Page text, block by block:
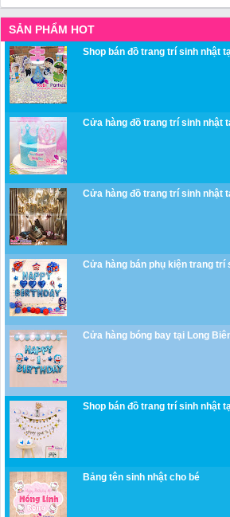
SẢN PHẨM HOT
Shop bán đồ trang trí sinh nhật
Cửa hàng đồ trang trí sinh nhật
Cửa hàng đồ trang trí sinh nhật
Cửa hàng bán phụ kiện trang trí
Cửa hàng bóng bay tại Long
Shop bán đồ trang trí sinh nhật
Bảng tên sinh nhật cho bé